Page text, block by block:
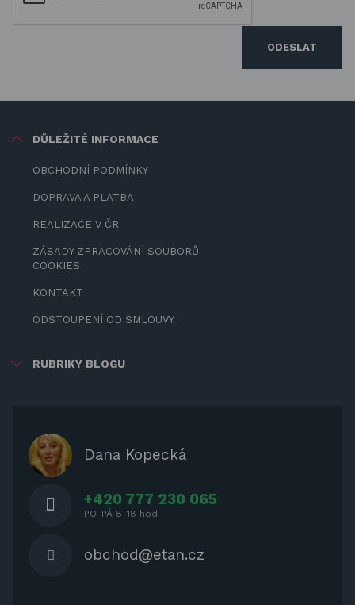
ODESLAT
DŮLEŽITÉ INFORMACE
OBCHODNÍ PODMÍNKY
DOPRAVA A PLATBA
REALIZACE V ČR
ZÁSADY ZPRACOVÁNÍ SOUBORŮ
COOKIES
KONTAKT
ODSTOUPENÍ OD SMLOUVY
RUBRIKY BLOGU
OCHRANNÉ KRYTY NA ZAHRADNÍ
NÁBYTEK
Dana Kopecká
+420 777 230 065
PO-PÁ 8-18 hod
obchod@etan.cz